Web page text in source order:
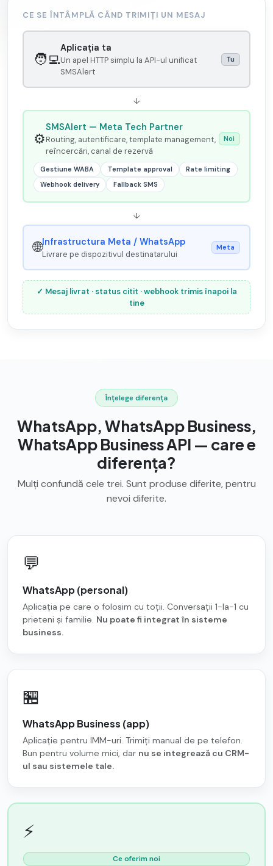
CE SE ÎNTÂMPLĂ CÂND TRIMIȚI UN MESAJ
🧑‍💻
Aplicația ta
Un apel HTTP simplu la API-ul unificat
SMSAlert
Tu
↓
⚙️
SMSAlert — Meta Tech Partner
Routing, autentificare, template management,
reîncercări, canal de rezervă
Noi
Gestiune WABA Template approval
Rate limiting
Webhook delivery
Fallback SMS
↓
🌐Infrastructura Meta / WhatsApp
Livrare pe dispozitivul destinatarului
Meta
✓ Mesaj livrat · status citit · webhook trimis înapoi la
tine
Înțelege diferența
WhatsApp, WhatsApp Business,
WhatsApp Business API — care e
diferența?
Mulți confundă cele trei. Sunt produse diferite, pentru
nevoi diferite.
💬
WhatsApp (personal)
Aplicația pe care o folosim cu toții. Conversații 1-la-1 cu
prieteni și familie. Nu poate fi integrat în sisteme
business.
🏪
WhatsApp Business (app)
Aplicație pentru IMM-uri. Trimiți manual de pe telefon.
Bun pentru volume mici, dar nu se integrează cu CRM-
ul sau sistemele tale.
⚡
Ce oferim noi